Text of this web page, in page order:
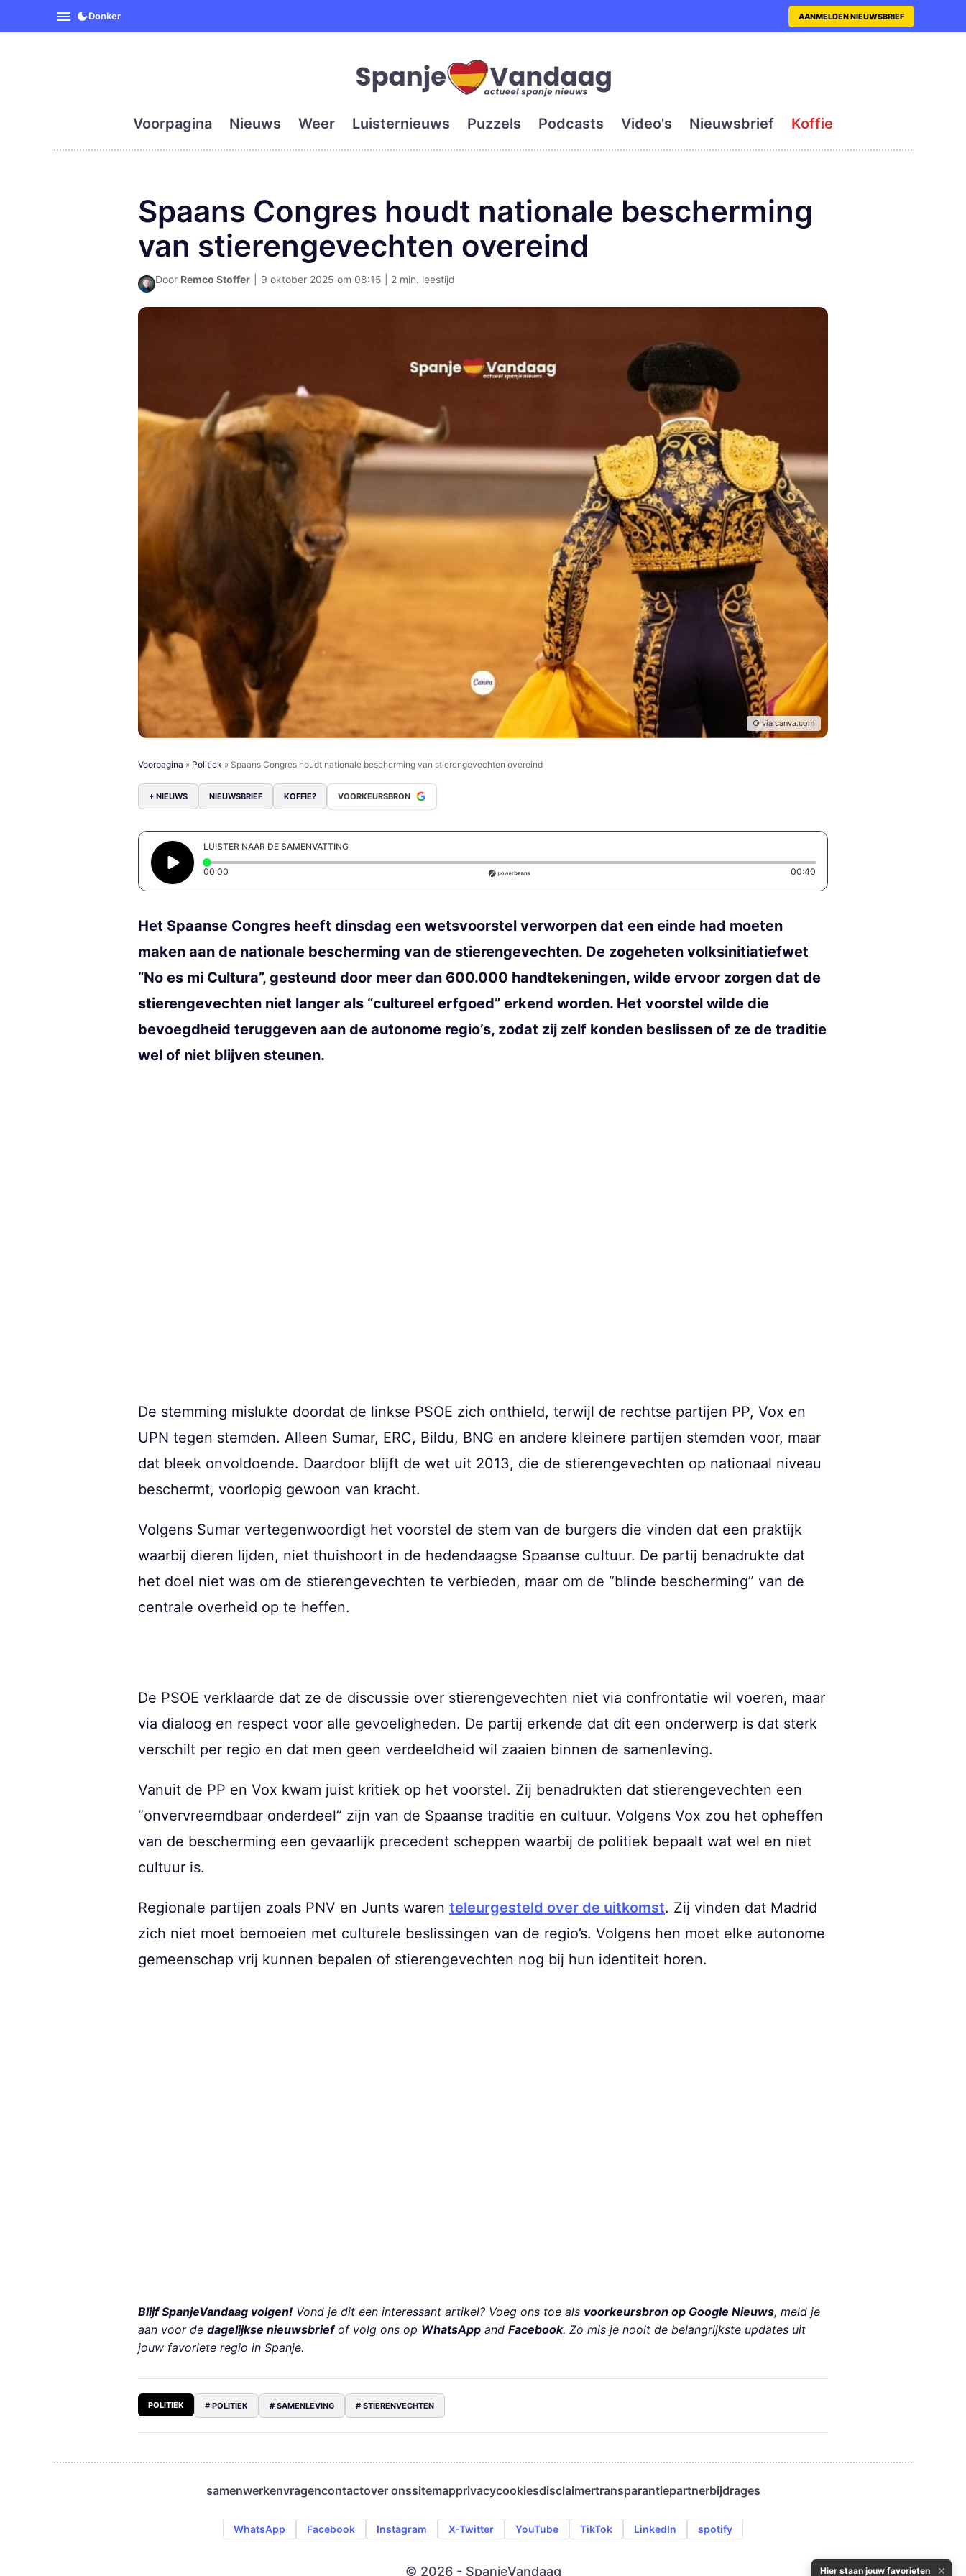
SpanjeVandaag is de eerste en grootste digitale krant met actueel en
Donker AANMELDEN NIEUWSBRIEF
Voorpagina Nieuws Weer Luisternieuws Puzzels Podcasts Video's Nieuwsbrief Koffie
Spaans Congres houdt nationale bescherming
van stierengevechten overeind
Door Remco Stoffer 9 oktober 2025 om 08:15 | 2 min. leestijd
© via canva.com
Voorpagina » Politiek » Spaans Congres houdt nationale bescherming van stierengevechten overeind
+ NIEUWS NIEUWSBRIEF KOFFIE? VOORKEURSBRON
LUISTER NAAR DE SAMENVATTING
00:00 00:40
Het Spaanse Congres heeft dinsdag een wetsvoorstel verworpen dat een einde had moeten
maken aan de nationale bescherming van de stierengevechten. De zogeheten volksinitiatiefwet
“No es mi Cultura”, gesteund door meer dan 600.000 handtekeningen, wilde ervoor zorgen dat de
stierengevechten niet langer als “cultureel erfgoed” erkend worden. Het voorstel wilde die
bevoegdheid teruggeven aan de autonome regio’s, zodat zij zelf konden beslissen of ze de traditie
wel of niet blijven steunen.
De stemming mislukte doordat de linkse PSOE zich onthield, terwijl de rechtse partijen PP, Vox en
UPN tegen stemden. Alleen Sumar, ERC, Bildu, BNG en andere kleinere partijen stemden voor, maar
dat bleek onvoldoende. Daardoor blijft de wet uit 2013, die de stierengevechten op nationaal niveau
beschermt, voorlopig gewoon van kracht.
Volgens Sumar vertegenwoordigt het voorstel de stem van de burgers die vinden dat een praktijk
waarbij dieren lijden, niet thuishoort in de hedendaagse Spaanse cultuur. De partij benadrukte dat
het doel niet was om de stierengevechten te verbieden, maar om de “blinde bescherming” van de
centrale overheid op te heffen.
De PSOE verklaarde dat ze de discussie over stierengevechten niet via confrontatie wil voeren, maar
via dialoog en respect voor alle gevoeligheden. De partij erkende dat dit een onderwerp is dat sterk
verschilt per regio en dat men geen verdeeldheid wil zaaien binnen de samenleving.
Vanuit de PP en Vox kwam juist kritiek op het voorstel. Zij benadrukten dat stierengevechten een
“onvervreemdbaar onderdeel” zijn van de Spaanse traditie en cultuur. Volgens Vox zou het opheffen
van de bescherming een gevaarlijk precedent scheppen waarbij de politiek bepaalt wat wel en niet
cultuur is.
Regionale partijen zoals PNV en Junts waren teleurgesteld over de uitkomst. Zij vinden dat Madrid
zich niet moet bemoeien met culturele beslissingen van de regio’s. Volgens hen moet elke autonome
gemeenschap vrij kunnen bepalen of stierengevechten nog bij hun identiteit horen.
Blijf SpanjeVandaag volgen! Vond je dit een interessant artikel? Voeg ons toe als voorkeursbron op Google Nieuws, meld je
aan voor de dagelijkse nieuwsbriefof volg ons op WhatsApp and Facebook. Zo mis je nooit de belangrijkste updates uit
jouw favoriete regio in Spanje.
POLITIEK # POLITIEK # SAMENLEVING # STIERENVECHTEN
samenwerkenvragencontactover onssitemapprivacycookiesdisclaimertransparantiepartnerbijdrages
WhatsApp Facebook Instagram X-Twitter YouTube TikTok LinkedIn spotify
© 2026 - SpanjeVandaag Hier staan jouw favorieten ✕